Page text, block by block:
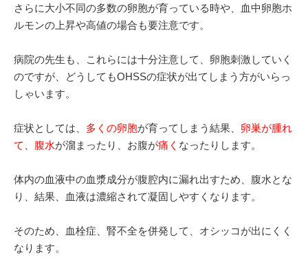
さらに大小不同の多数の卵胞が育っている時や、血中卵胞ホ
ルモンの上昇や高値の場合も要注意です。
病院の先生も、これらには十分注意して、卵胞刺激していく
のですが、どうしてもOHSSの症状が出てしまう方がいらっ
しゃいます。
症状としては、 多くの卵胞が育ってしまう結果、 卵巣が腫れ
て
腹水が溜まったり、お腹が痛く なったりします。
体内の血液中の血漿成分が腹腔内に漏れ出すため、腹水とな
り、結果、血液は濃縮されて凝固しやすくなります。
そのため、血栓症、腎不全を併発して、オシッコが出にくく
なります。